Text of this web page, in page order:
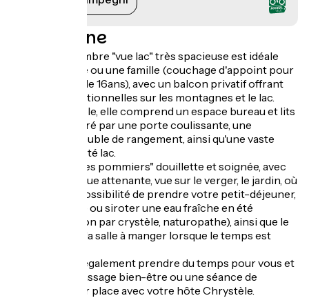
Descrizione
La grande chambre "vue lac" très spacieuse est idéale
pour un couple ou une famille (couchage d'appoint pour
2 enfants de - de 16ans), avec un balcon privatif offrant
des vues exceptionnelles sur les montagnes et le lac.
Très confortable, elle comprend un espace bureau et lits
d'appoint séparé par une porte coulissante, une
penderie et meuble de rangement, ainsi qu'une vaste
salle de bain côté lac.
La chambre "Les pommiers" douillette et soignée, avec
douche et vasque attenante, vue sur le verger, le jardin, où
vous aurez la possibilité de prendre votre petit-déjeuner,
thé, tisane, café ou siroter une eau fraîche en été
(préparé maison par crystèle, naturopathe), ainsi que le
grand salon et la salle à manger lorsque le temps est
Vous pourrez également prendre du temps pour vous et
réserver un massage bien-être ou une séance de
réflexologie sur place avec votre hôte Chrystèle.